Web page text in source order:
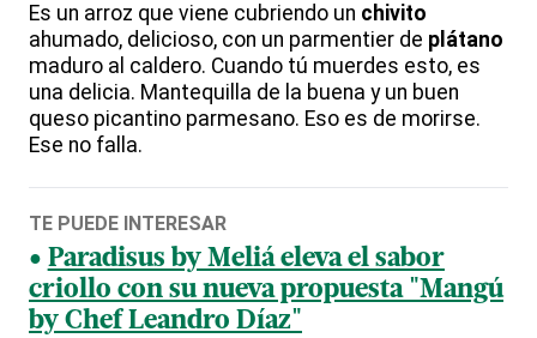
Es un arroz que viene cubriendo un chivito
ahumado, delicioso, con un parmentier de plátano
maduro al caldero. Cuando tú muerdes esto, es
una delicia. Mantequilla de la buena y un buen
queso picantino parmesano. Eso es de morirse.
Ese no falla.
TE PUEDE INTERESAR
Paradisus by Meliá eleva el sabor
criollo con su nueva propuesta "Mangú
by Chef Leandro Díaz"